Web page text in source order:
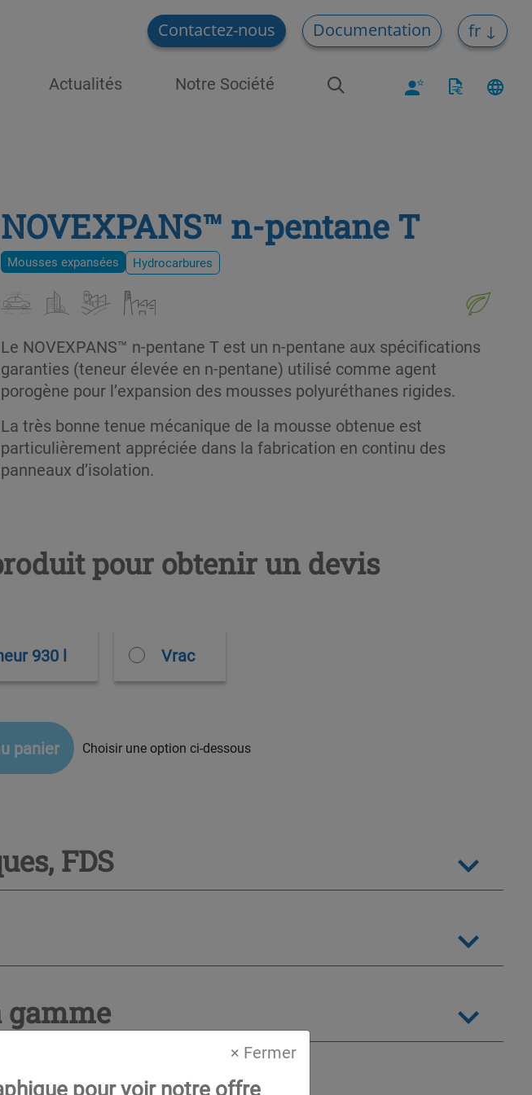
Contactez-nous Documentation fr
Actualités Notre Société
× Fermer
pour voir notre offre
NOVEXPANS™ n-pentane T
Mousses expansées Hydrocarbures
Le NOVEXPANS™ n-pentane T est un n-pentane aux spécifications
garanties (teneur élevée en n-pentane) utilisé comme agent
porogène pour l’expansion des mousses polyuréthanes rigides.
La très bonne tenue mécanique de la mousse obtenue est
particulièrement appréciée dans la fabrication en continu des
panneaux d’isolation.
pour obtenir un devis
930 l Vrac
panier Choisir une option ci-dessous
FDS